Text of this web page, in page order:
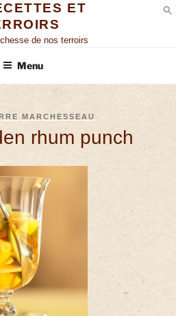
ET
de nos terroirs
Menu
MARCHESSEAU
rhum punch